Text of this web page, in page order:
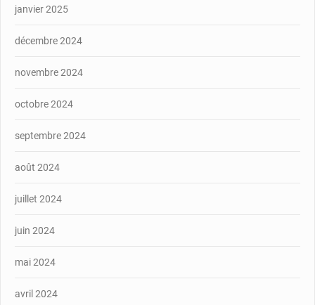
janvier 2025
décembre 2024
novembre 2024
octobre 2024
septembre 2024
août 2024
juillet 2024
juin 2024
mai 2024
avril 2024